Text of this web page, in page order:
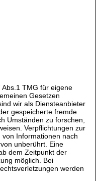
TMG für eigene
Gesetzen
wir als Diensteanbieter
gespeicherte fremde
Umständen zu forschen,
Verpflichtungen zur
Informationen nach
unberührt. Eine
dem Zeitpunkt der
möglich. Bei
werden